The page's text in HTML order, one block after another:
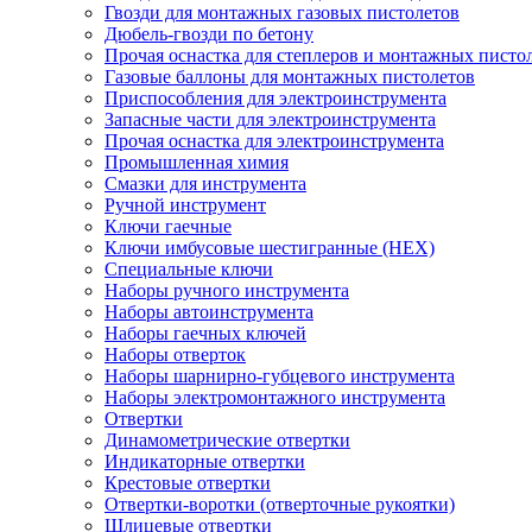
Гвозди для монтажных газовых пистолетов
Дюбель-гвозди по бетону
Прочая оснастка для степлеров и монтажных
Газовые баллоны для монтажных пистолетов
Приспособления для электроинструмента
Запасные части для электроинструмента
Прочая оснастка для электроинструмента
Промышленная химия
Смазки для инструмента
Ручной инструмент
Ключи гаечные
Ключи имбусовые шестигранные (HEX)
Специальные ключи
Наборы ручного инструмента
Наборы автоинструмента
Наборы гаечных ключей
Наборы отверток
Наборы шарнирно-губцевого инструмента
Наборы электромонтажного инструмента
Отвертки
Динамометрические отвертки
Индикаторные отвертки
Крестовые отвертки
Отвертки-воротки (отверточные рукоятки)
Шлицевые отвертки